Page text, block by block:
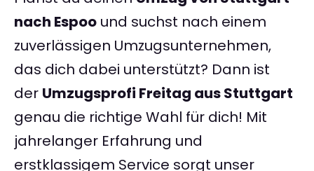
nach Espoo und suchst nach einem
zuverlässigen Umzugsunternehmen,
das dich dabei unterstützt? Dann ist
der Umzugsprofi Freitag aus Stuttgart
genau die richtige Wahl für dich! Mit
jahrelanger Erfahrung und
erstklassigem Service sorgt unser